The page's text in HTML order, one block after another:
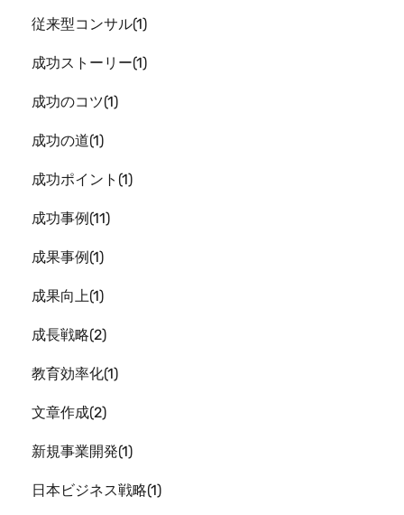
従来型コンサル 1
成功ストーリー 1
成功のコツ 1
成功の道 1
成功ポイント 1
成功事例 11
成果事例 1
成果向上 1
成長戦略 2
教育効率化 1
文章作成 2
新規事業開発 1
日本ビジネス戦略 1